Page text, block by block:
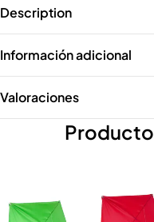
Description
Información adicional
Valoraciones